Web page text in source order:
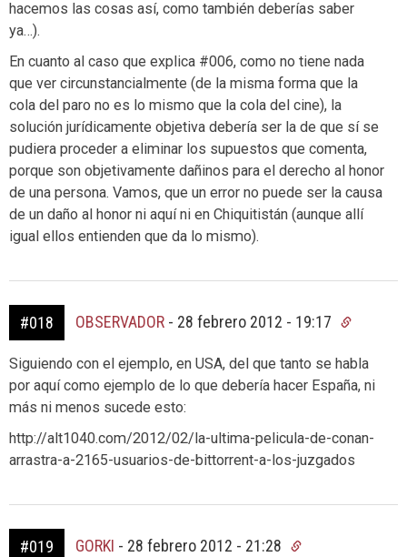
hacemos las cosas así, como también deberías saber
ya…).
En cuanto al caso que explica #006, como no tiene nada
que ver circunstancialmente (de la misma forma que la
cola del paro no es lo mismo que la cola del cine), la
solución jurídicamente objetiva debería ser la de que sí se
pudiera proceder a eliminar los supuestos que comenta,
porque son objetivamente dañinos para el derecho al honor
de una persona. Vamos, que un error no puede ser la causa
de un daño al honor ni aquí ni en Chiquitistán (aunque allí
igual ellos entienden que da lo mismo).
#018 OBSERVADOR - 28 febrero 2012 - 19:17
Siguiendo con el ejemplo, en USA, del que tanto se habla
por aquí como ejemplo de lo que debería hacer España, ni
más ni menos sucede esto:
http://alt1040.com/2012/02/la-ultima-pelicula-de-conan-
arrastra-a-2165-usuarios-de-bittorrent-a-los-juzgados
#019 GORKI - 28 febrero 2012 - 21:28